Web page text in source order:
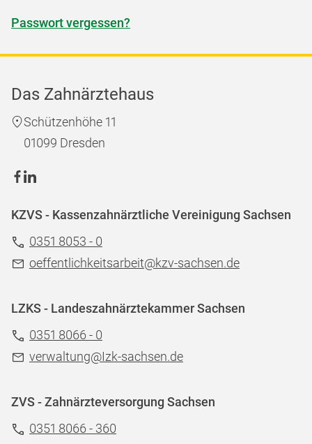
Passwort vergessen?
Das Zahnärztehaus
Schützenhöhe 11
01099 Dresden
KZVS - Kassenzahnärztliche Vereinigung Sachsen
0351 8053 - 0
oeffentlichkeitsarbeit@kzv-sachsen.de
LZKS - Landeszahnärztekammer Sachsen
0351 8066 - 0
verwaltung@Izk-sachsen.de
ZVS - Zahnärzteversorgung Sachsen
0351 8066 - 360